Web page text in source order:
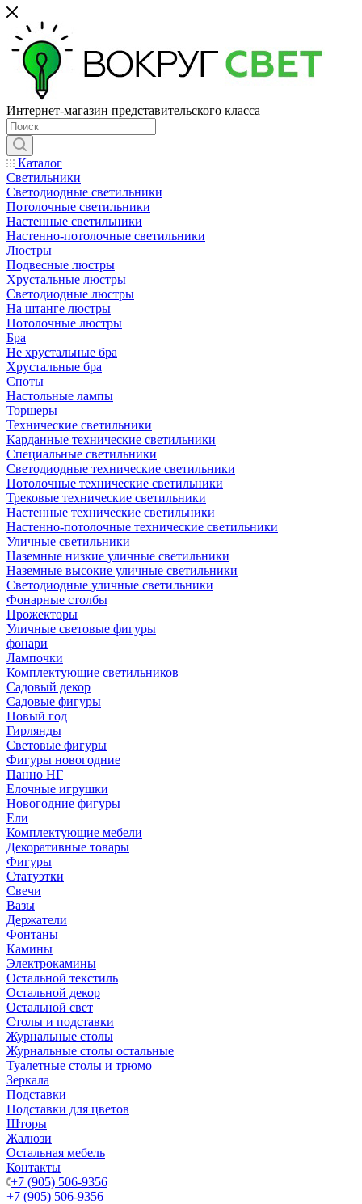
Интернет-магазин представительского класса
Каталог
Светильники
Светодиодные светильники
Потолочные светильники
Настенные светильники
Настенно-потолочные светильники
Люстры
Подвесные люстры
Хрустальные люстры
Светодиодные люстры
На штанге люстры
Потолочные люстры
Бра
Не хрустальные бра
Хрустальные бра
Споты
Настольные лампы
Торшеры
Технические светильники
Карданные технические светильники
Специальные светильники
Светодиодные технические светильники
Потолочные технические светильники
Трековые технические светильники
Настенные технические светильники
Настенно-потолочные технические светильники
Уличные светильники
Наземные низкие уличные светильники
Наземные высокие уличные светильники
Светодиодные уличные светильники
Фонарные столбы
Прожекторы
Уличные световые фигуры
фонари
Лампочки
Комплектующие светильников
Садовый декор
Садовые фигуры
Новый год
Гирлянды
Световые фигуры
Фигуры новогодние
Панно НГ
Елочные игрушки
Новогодние фигуры
Ели
Комплектующие мебели
Декоративные товары
Фигуры
Статуэтки
Свечи
Вазы
Держатели
Фонтаны
Камины
Электрокамины
Остальной текстиль
Остальной декор
Остальной свет
Столы и подставки
Журнальные столы
Журнальные столы остальные
Туалетные столы и трюмо
Зеркала
Подставки
Подставки для цветов
Шторы
Жалюзи
Остальная мебель
Контакты
+7 (905) 506-9356
+7 (905) 506-9356